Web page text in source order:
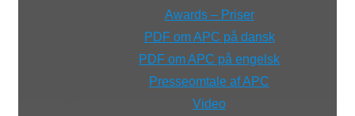
Awards – Priser
PDF om APC på dansk
PDF om APC på engelsk
Presseomtale af APC
Video